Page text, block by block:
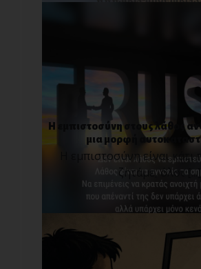
Η εμπιστοσύνη στους λάθος
μια μορφή
Η εμπιστοσύνη είναι κάτι
ζητάμε, όλοι [...]